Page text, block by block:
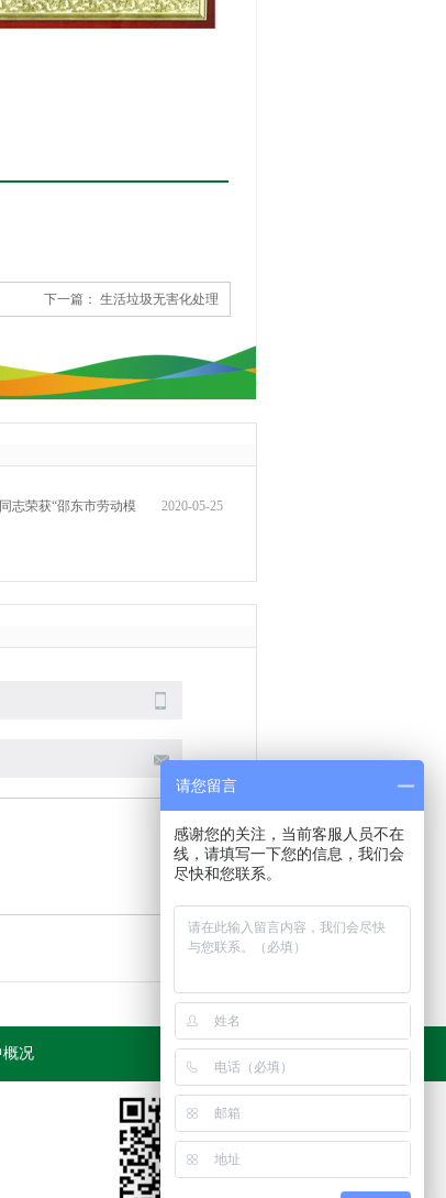
下一篇： 生活垃圾无害化处理
2020-05-25
志荣获“邵东市劳动模
概况
请您留言
感谢您的关注，当前客服人员不在
线，请填写一下您的信息，我们会
尽快和您联系。